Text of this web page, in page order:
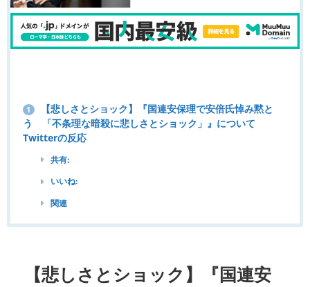
1
【悲しさとショック】『国連安保理で安倍氏悼み黙と
う 「不条理な暗殺に悲しさとショック」』について
Twitterの反応
共有:
いいね:
関連
【悲しさとショック】『国連安